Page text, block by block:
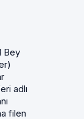
Bey
adlı
filen